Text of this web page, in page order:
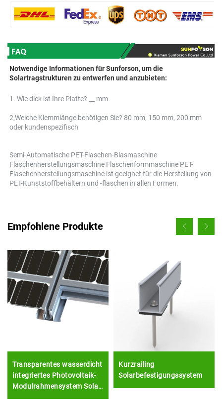
Notwendige Informationen für Sunforson, um die
Solartragstrukturen zu entwerfen und anzubieten:
1. Wie dick ist Ihre Platte? __ mm
2,Welche Klemmlänge benötigen Sie? 80 mm, 150 mm, 200 mm
oder kundenspezifisch
Semi-Automatische PET-Flaschen-Blasmaschine
Flaschenherstellungsmaschine Flaschenformmaschine PET-
Flaschenherstellungsmaschine ist geeignet für die Herstellung von
PET-Kunststoffbehältern und -flaschen in allen Formen.
Empfohlene Produkte
Transparentes wasserdicht
integriertes Photovoltaik-
Modulrahmensystem Solar-
Kurzrailing
Solarbefestigungssystem